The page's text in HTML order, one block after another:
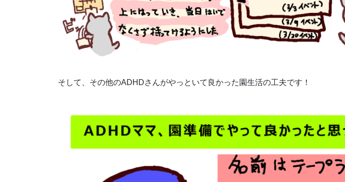
そして、その他のADHDさんがやっといて良かった園生活の工夫です！